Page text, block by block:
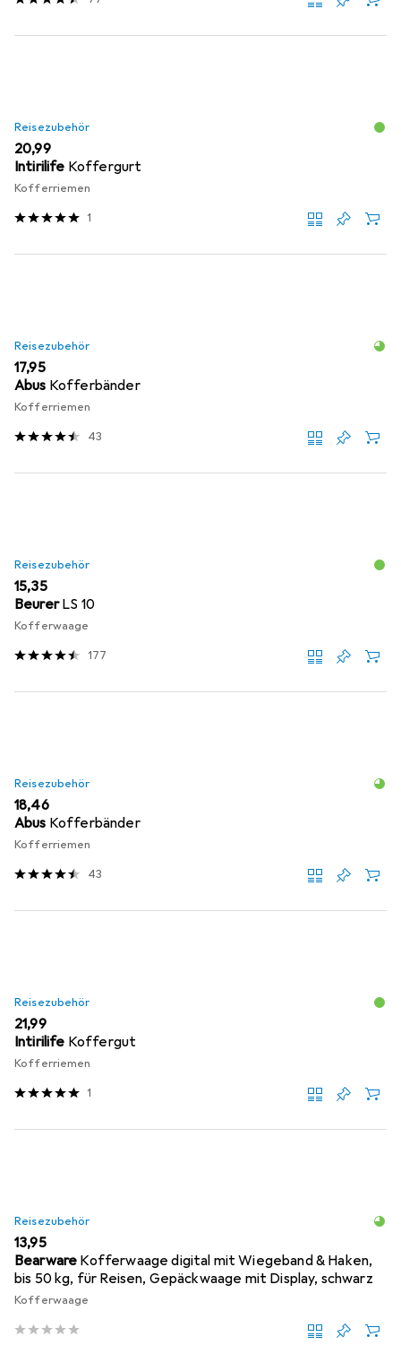
Reisezubehör
EUR
20,99
Intirilife Koffergurt
Kofferriemen
1
Reisezubehör
EUR
17,95
Abus Kofferbänder
Kofferriemen
43
Reisezubehör
EUR
15,35
Beurer LS 10
Kofferwaage
177
Reisezubehör
EUR
18,46
Abus Kofferbänder
Kofferriemen
43
Reisezubehör
EUR
21,99
Intirilife Koffergut
Kofferriemen
1
Reisezubehör
EUR
13,95
Bearware Kofferwaage digital mit Wiegeband & Haken,
bis 50 kg, für Reisen, Gepäckwaage mit Display, schwarz
Kofferwaage